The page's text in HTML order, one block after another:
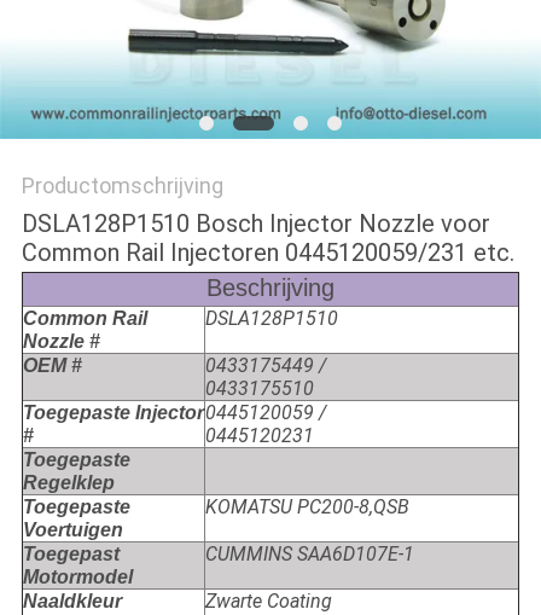
Productomschrijving
DSLA128P1510 Bosch Injector Nozzle voor
Common Rail Injectoren 0445120059/231 etc.
Beschrijving
Common Rail
Nozzle #
DSLA128P1510
OEM #
0433175449 /
0433175510
Toegepaste Injector
#
0445120059 /
0445120231
Toegepaste
Regelklep
Toegepaste
Voertuigen
KOMATSU PC200-8,QSB
Toegepast
Motormodel
CUMMINS SAA6D107E-1
Naaldkleur Zwarte Coating